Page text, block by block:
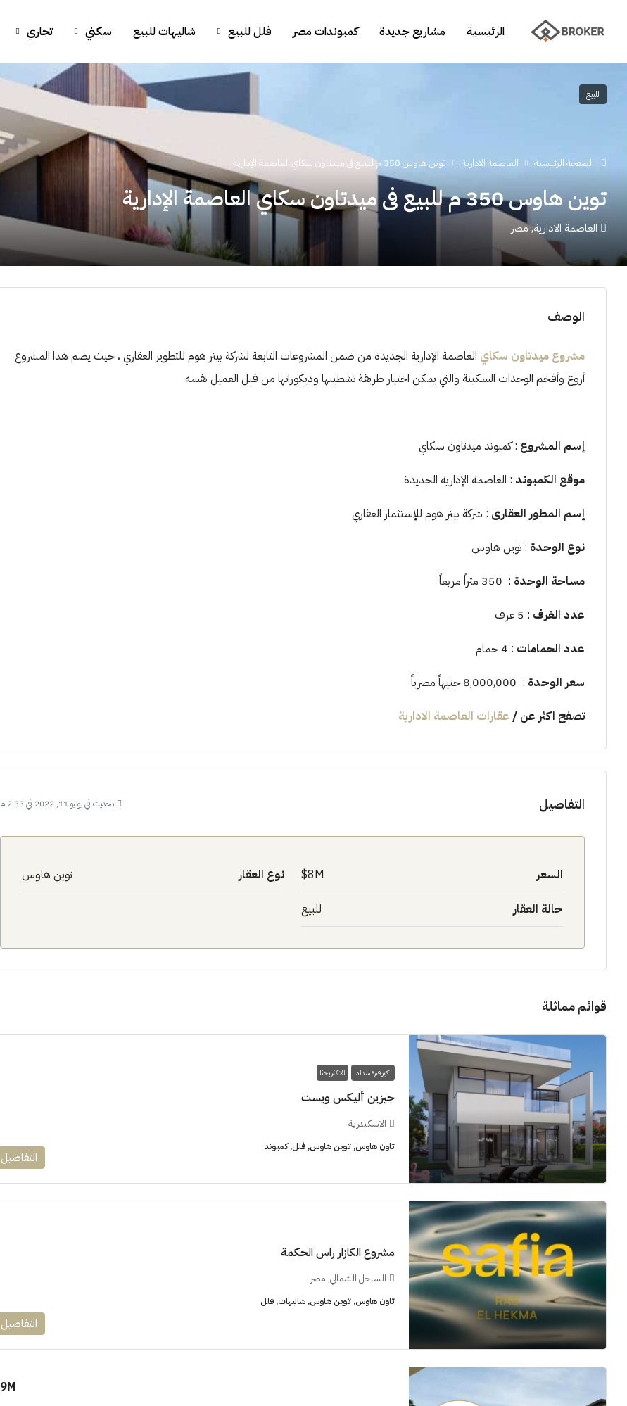
الرئيسية مشاريع جديدة كمبوندات مصر فلل للبيع شاليهات للبيع سكني تجاري
للبيع
الصفحة الرئيسية العاصمة الادارية توين هاوس 350 م للبيع فى ميدتاون سكاي العاصمة الإدارية
توين هاوس 350 م للبيع فى ميدتاون سكاي العاصمة الإدارية
العاصمة الادارية, مصر
الوصف
مشروع ميدتاون سكاي العاصمة الإدارية الجديدة من ضمن المشروعات التابعة لشركة بيتر هوم للتطوير العقاري ، حيث يضم هذا المشروع
أروع وأفخم الوحدات السكينة والتي يمكن اختيار طريقة تشطيبها وديكوراتها من قبل العميل نفسه
إسم المشروع : كمبوند ميدتاون سكاي
موقع الكمبوند : العاصمة الإدارية الجديدة
إسم المطور العقارى : شركة بيتر هوم للإستثمار العقاري
نوع الوحدة : توين هاوس
مساحة الوحدة : 350 متراً مربعاً
عدد الغرف : 5 غرف
عدد الحمامات : 4 حمام
سعر الوحدة : 8,000,000 جنيهاً مصرياً
تصفح اكثر عن / عقارات العاصمة الادارية
التفاصيل تحديث في يونيو 11, 2022 في 2:33 م
السعر 8M$ نوع العقار توين هاوس
حالة العقار للبيع
قوائم مماثلة
اكبر فترة سداد الاكثر بحثا
جيزين أليكس ويست
الاسكندرية
تاون هاوس, توين هاوس, فلل, كمبوند
التفاصيل
مشروع الكازار راس الحكمة
الساحل الشمالي, مصر
تاون هاوس, توين هاوس, شاليهات, فلل
التفاصيل
9M$